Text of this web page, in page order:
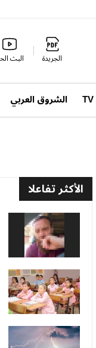
الجريدة البث
الشروق العربي
الأكثر تفاعلا